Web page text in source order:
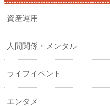
資産運用
人間関係・メンタル
ライフイベント
エンタメ